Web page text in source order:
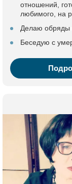
отношений,
любимого, на
Делаю обряды
Беседую с